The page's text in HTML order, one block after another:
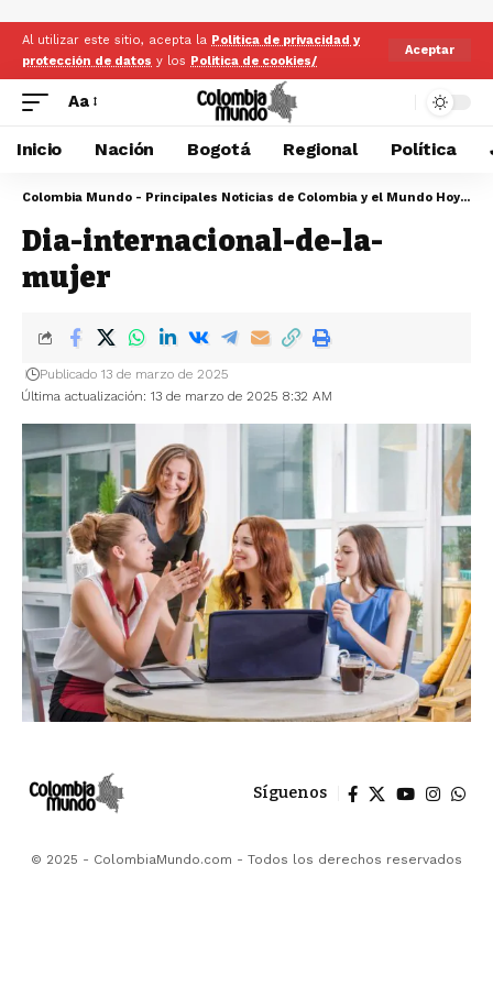
Al utilizar este sitio, acepta la Politica de privacidad y
protección de datos y los Politica de cookies/
Aceptar
Aa
Inicio Nación Bogotá Regional Política
Colombia Mundo - Principales Noticias de Colombia y el Mundo Hoy
>
Dia-internacional-de-la-
mujer
Última actualización: 13 de marzo de 2025 8:32 AM
Publicado 13 de marzo de 2025
Síguenos
© 2025 - ColombiaMundo.com - Todos los derechos reservados